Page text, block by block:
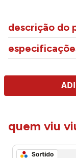
descrição do
quem viu